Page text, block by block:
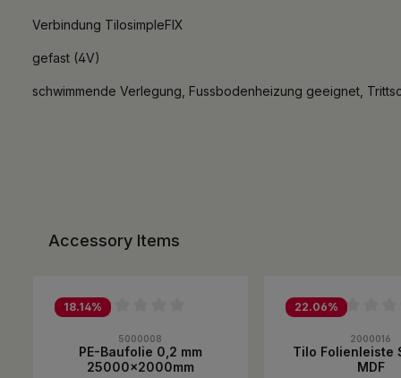
Verbindung TilosimpleFIX
gefast (4V)
schwimmende Verlegung, Fussbodenheizung geeignet,
Accessory Items
18.14%
5000008
PE-Baufolie 0,2 mm
25000x2000mm
22.06%
2000016
Tilo Folienleiste
MDF